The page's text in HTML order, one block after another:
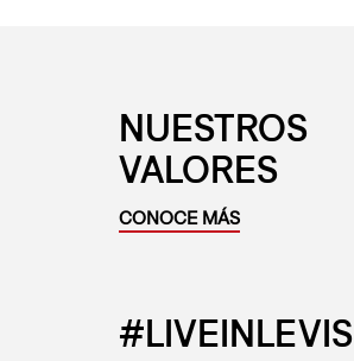
NUESTROS
VALORES
CONOCE MÁS
#LIVEINLEVIS